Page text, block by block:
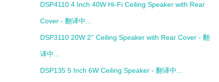
DSP4110 4 Inch 40W Hi-Fi Ceiling Speaker with Rear
Cover - 翻译中...
DSP3110 20W 2'' Ceiling Speaker with Rear Cover - 翻
译中...
DSP135 5 Inch 6W Ceiling Speaker - 翻译中...